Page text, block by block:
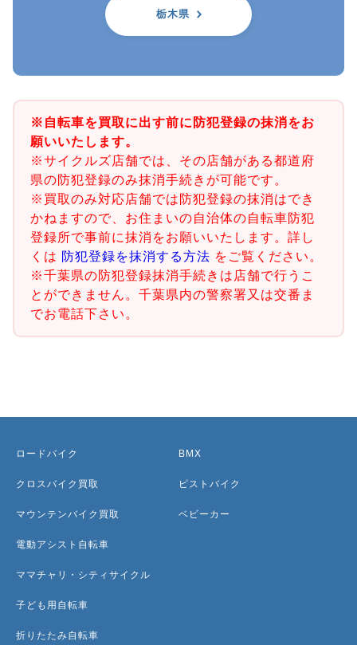
栃木県
※自転車を買取に出す前に防犯登録の抹消をお
願いいたします。
※サイクルズ店舗では、その店舗がある都道府
県の防犯登録のみ抹消手続きが可能です。
※買取のみ対応店舗では防犯登録の抹消はでき
かねますので、お住まいの自治体の自転車防犯
登録所で事前に抹消をお願いいたします。詳し
くは 防犯登録を抹消する方法 をご覧ください。
※千葉県の防犯登録抹消手続きは店舗で行うこ
とができません。千葉県内の警察署又は交番ま
でお電話下さい。
ロードバイク
クロスバイク買取
マウンテンバイク買取
電動アシスト自転車
ママチャリ・シティサイクル
子ども用自転車
折りたたみ自転車
BMX
ピストバイク
ベビーカー